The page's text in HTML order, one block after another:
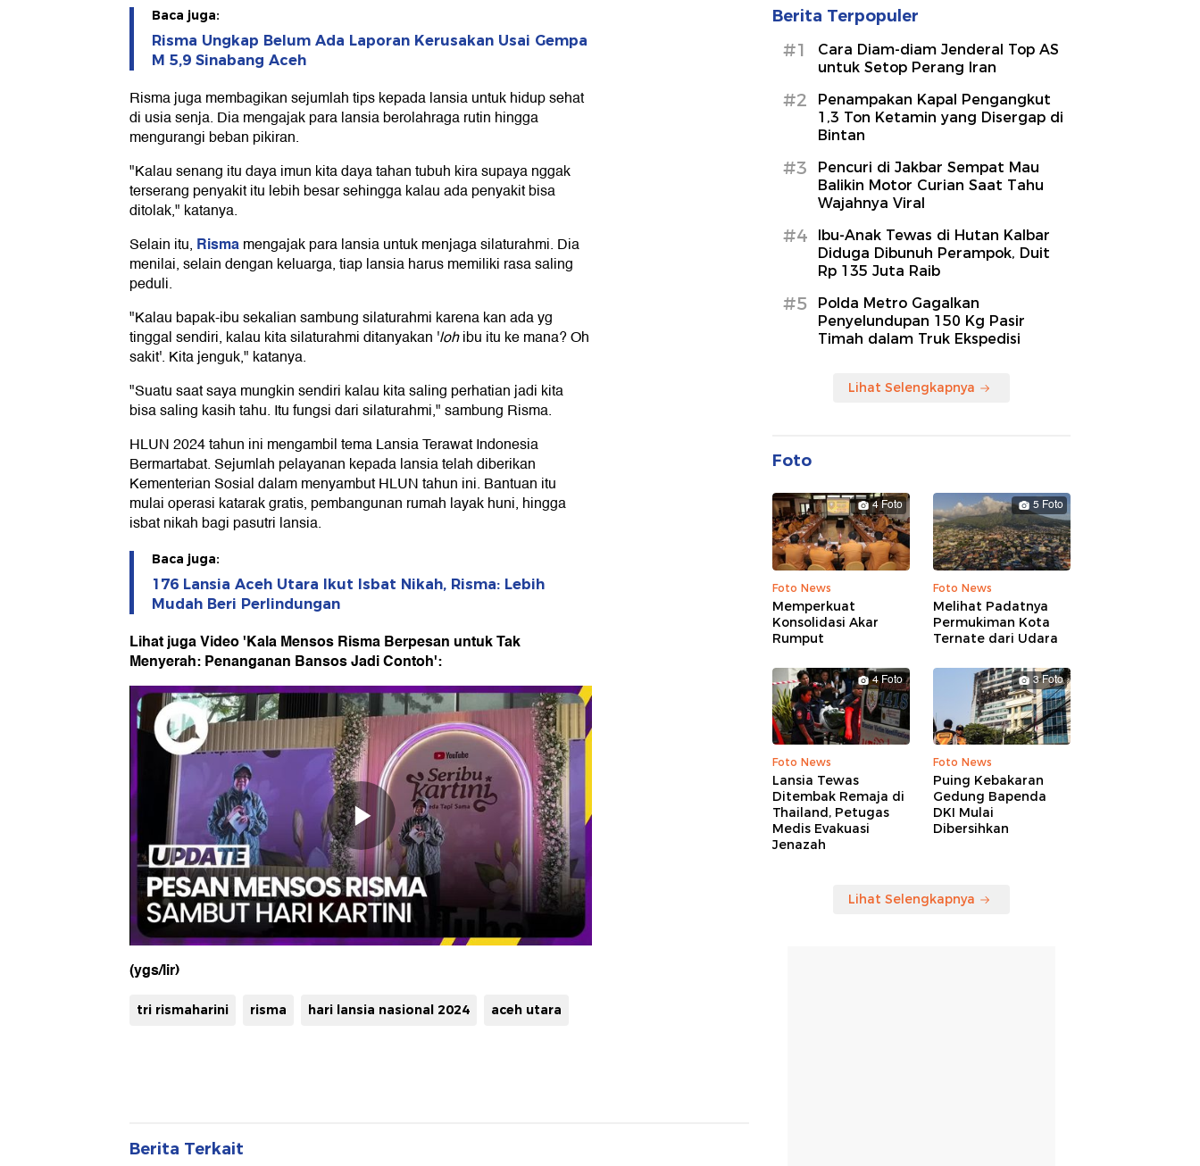
Baca juga:
Risma Ungkap Belum Ada Laporan Kerusakan Usai Gempa
M 5,9 Sinabang Aceh
Risma juga membagikan sejumlah tips kepada lansia untuk hidup sehat
di usia senja. Dia mengajak para lansia berolahraga rutin hingga
mengurangi beban pikiran.
"Kalau senang itu daya imun kita daya tahan tubuh kira supaya nggak
terserang penyakit itu lebih besar sehingga kalau ada penyakit bisa
ditolak," katanya.
Selain itu, Rismamengajak para lansia untuk menjaga silaturahmi. Dia
menilai, selain dengan keluarga, tiap lansia harus memiliki rasa saling
peduli.
"Kalau bapak-ibu sekalian sambung silaturahmi karena kan ada yg
tinggal sendiri, kalau kita silaturahmi ditanyakan 'lohibu itu ke mana? Oh
sakit'. Kita jenguk," katanya.
"Suatu saat saya mungkin sendiri kalau kita saling perhatian jadi kita
bisa saling kasih tahu. Itu fungsi dari silaturahmi," sambung Risma.
HLUN 2024 tahun ini mengambil tema Lansia Terawat Indonesia
Bermartabat. Sejumlah pelayanan kepada lansia telah diberikan
Kementerian Sosial dalam menyambut HLUN tahun ini. Bantuan itu
mulai operasi katarak gratis, pembangunan rumah layak huni, hingga
isbat nikah bagi pasutri lansia.
Baca juga:
176 Lansia Aceh Utara Ikut Isbat Nikah, Risma: Lebih
Mudah Beri Perlindungan
Lihat juga Video 'Kala Mensos Risma Berpesan untuk Tak
Menyerah: Penanganan Bansos Jadi Contoh':
(ygs/lir)
tri rismaharini risma hari lansia nasional 2024 aceh utara
Berita Terkait
Berita Terpopuler
#1
Cara Diam-diam Jenderal Top AS
untuk Setop Perang Iran
#2
Penampakan Kapal Pengangkut
1,3 Ton Ketamin yang Disergap di
Bintan
#3
Pencuri di Jakbar Sempat Mau
Balikin Motor Curian Saat Tahu
Wajahnya Viral
#4
Ibu-Anak Tewas di Hutan Kalbar
Diduga Dibunuh Perampok, Duit
Rp 135 Juta Raib
#5
Polda Metro Gagalkan
Penyelundupan 150 Kg Pasir
Timah dalam Truk Ekspedisi
Lihat Selengkapnya
Foto
4 Foto
Foto News
Memperkuat
Konsolidasi Akar
Rumput
5 Foto
Foto News
Melihat Padatnya
Permukiman Kota
Ternate dari Udara
4 Foto
Foto News
Lansia Tewas
Ditembak Remaja di
Thailand, Petugas
Medis Evakuasi
Jenazah
3 Foto
Foto News
Puing Kebakaran
Gedung Bapenda
DKI Mulai
Dibersihkan
Lihat Selengkapnya